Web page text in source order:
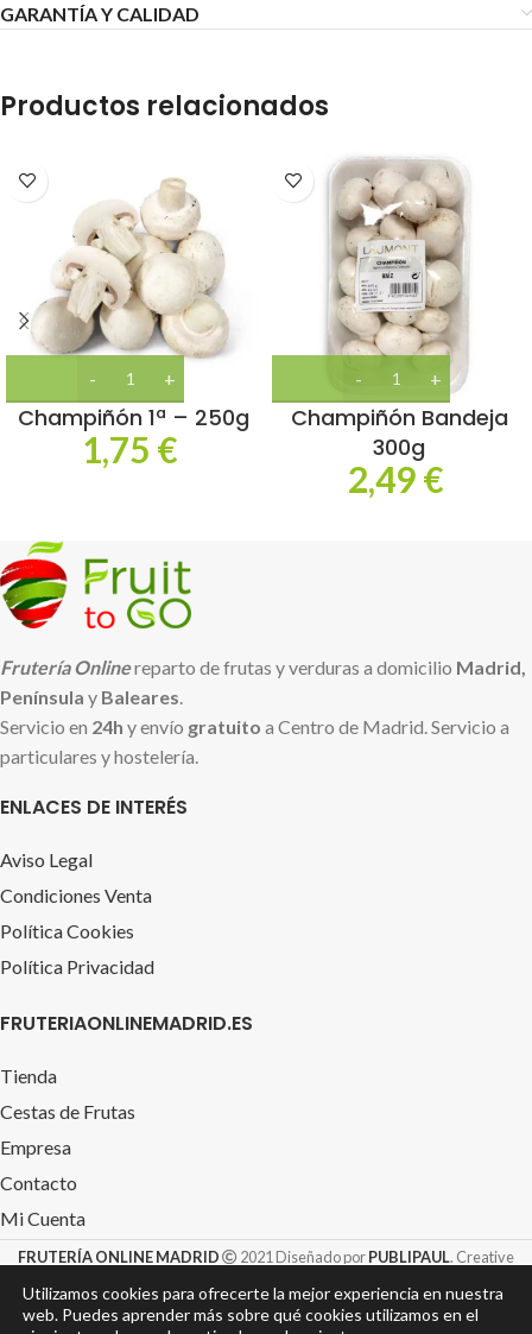
GARANTÍA Y CALIDAD
Productos relacionados
Champiñón 1ª – 250g
1,75 €
Champiñón Bandeja
300g
2,49€
Frutería Onlinereparto de frutas y verduras a domicilio Madrid,
Península y Baleares.
Servicio en 24h y envío gratuito a Centro de Madrid. Servicio a
particulares y hostelería.
ENLACES DE INTERÉS
Aviso Legal
Condiciones Venta
Política Cookies
Política Privacidad
FRUTERIAONLINEMADRID.ES
Tienda
Cestas de Frutas
Empresa
Contacto
Mi Cuenta
FRUTERÍA ONLINE MADRID 2021 Diseñado porPUBLIPAUL. Creative
Design S.L. &TIENDAROTULACION.com
Utilizamos cookies para ofrecerte la mejor experiencia en nuestra
web. Puedes aprender más sobre qué cookies utilizamos en el